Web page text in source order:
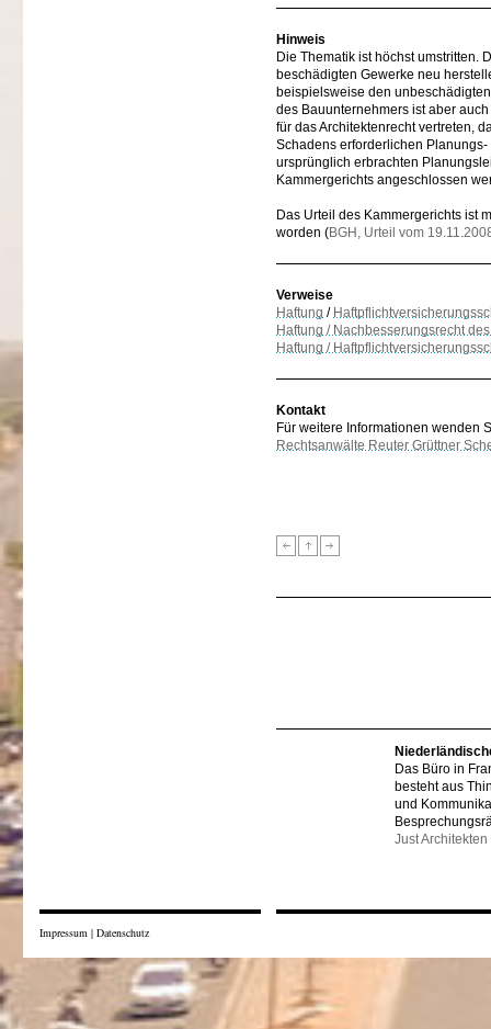
Hinweis
Die Thematik ist höchst umstritten.
beschädigten Gewerke neu
beispielsweise den
des Bauunternehmers ist aber
für das Architektenrecht vertreten,
Schadens erforderlichen
ursprünglich erbrachten
Kammergerichts angeschlossen
Das Urteil des Kammergerichts ist
worden (BGH, Urteil vom
Verweise
Haftung /
Haftung / Nachbesserungsrecht
Haftung /
Kontakt
Für weitere Informationen wenden
Rechtsanwälte Reuter Grüttner
Das Büro in
besteht aus
und
Just Architekten
Impressum | Datenschutz